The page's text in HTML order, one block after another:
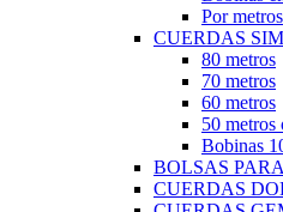
Por metros
CUERDAS
80 metros
70 metros
60 metros
50 metros
Bobinas
BOLSAS
CUERDAS